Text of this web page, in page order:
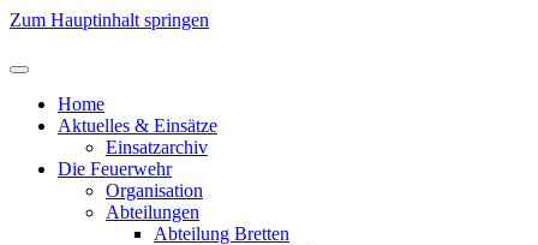
Zum Hauptinhalt springen
Home
Aktuelles & Einsätze
Einsatzarchiv
Die Feuerwehr
Organisation
Abteilungen
Abteilung Bretten